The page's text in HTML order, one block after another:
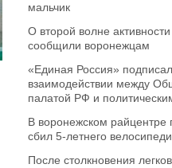
мальчик
О второй волне
сообщили воронежцам
«Единая Россия»
взаимодействии между
палатой РФ и
В воронежском райцентре
сбил 5-летнего
После столкновения